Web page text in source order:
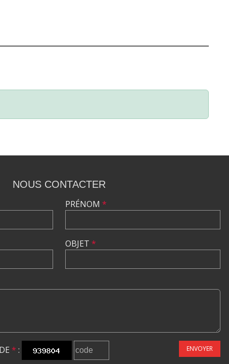
NOUS CONTACTER
PRÉNOM *
OBJET *
* : ENVOYER